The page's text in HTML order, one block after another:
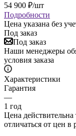
54 900 ₽/шт
Подробности
Цена указана без
Под заказ
Под заказ
Наши менеджеры
условия заказа
Характеристики
Гарантия
—
1 год
Цена
отличаться от цен